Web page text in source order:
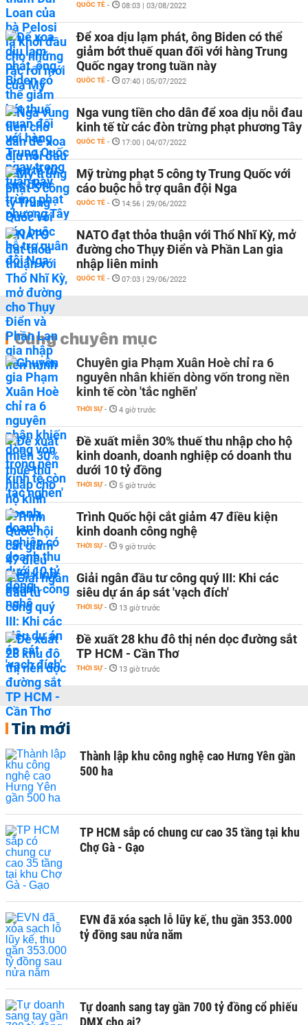
QUỐC TẾ - 08:03 | 03/08/2022
Để xoa dịu lạm phát, ông Biden có thể
giảm bớt thuế quan đối với hàng Trung
Quốc ngay trong tuần này
QUỐC TẾ - 07:40 | 05/07/2022
Nga vung tiền cho dân để xoa dịu nỗi đau
kinh tế từ các đòn trừng phạt phương Tây
QUỐC TẾ - 17:00 | 04/07/2022
Mỹ trừng phạt 5 công ty Trung Quốc với
cáo buộc hỗ trợ quân đội Nga
QUỐC TẾ - 14:56 | 29/06/2022
NATO đạt thỏa thuận với Thổ Nhĩ Kỳ, mở
đường cho Thụy Điển và Phần Lan gia
nhập liên minh
QUỐC TẾ - 07:03 | 29/06/2022
Cùng chuyên mục
Chuyên gia Phạm Xuân Hoè chỉ ra 6
nguyên nhân khiến dòng vốn trong nền
kinh tế còn 'tắc nghẽn'
THỜI SỰ - 4 giờ trước
Đề xuất miễn 30% thuế thu nhập cho hộ
kinh doanh, doanh nghiệp có doanh thu
dưới 10 tỷ đồng
THỜI SỰ - 5 giờ trước
Trình Quốc hội cắt giảm 47 điều kiện
kinh doanh công nghệ
THỜI SỰ - 9 giờ trước
Giải ngân đầu tư công quý III: Khi các
siêu dự án áp sát 'vạch đích'
THỜI SỰ - 13 giờ trước
Đề xuất 28 khu đô thị nén dọc đường sắt
TP HCM - Cần Thơ
THỜI SỰ - 13 giờ trước
Tin mới
Thành lập khu công nghệ cao Hưng Yên gần
500 ha
TP HCM sắp có chung cư cao 35 tầng tại khu
Chợ Gà - Gạo
EVN đã xóa sạch lỗ lũy kế, thu gần 353.000
tỷ đồng sau nửa năm
Tự doanh sang tay gần 700 tỷ đồng cổ phiếu
DMX cho ai?